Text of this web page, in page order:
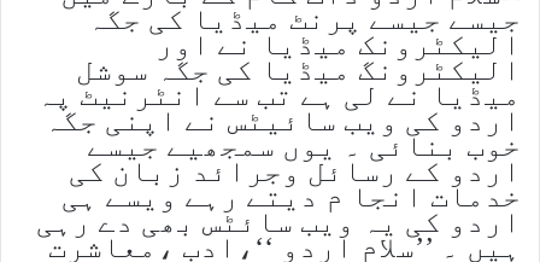
جیسے جیسے پرنٹ میڈیا کی جگہ
الیکٹرونک میڈیا نے اور
الیکٹرونگ میڈیا کی جگہ سوشل
میڈیا نے لی ہے تب سے انٹرنیٹ پہ
اردو کی ویب سائیٹس نے اپنی جگہ
خوب بنائی ۔ یوں سمجھیے جیسے
اردو کے رسائل وجرائد زبان کی
خدمات انجا م دیتے رہے ویسے ہی
اردو کی یہ ویب سائٹس بھی دے رہی
ہیں ۔ ’’سلام اردو ‘‘،ادب ،معاشرت